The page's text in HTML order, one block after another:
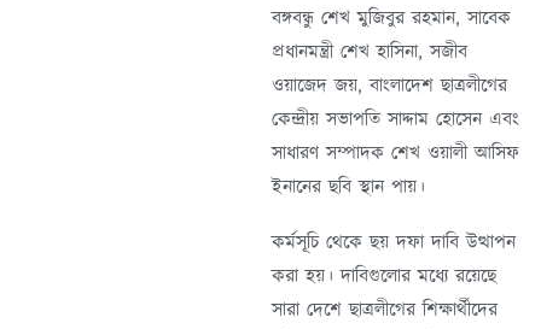
বঙ্গবন্ধু শেখ মুজিবুর রহমান, সাবেক
প্রধানমন্ত্রী শেখ হাসিনা, সজীব
ওয়াজেদ জয়, বাংলাদেশ ছাত্রলীগের
কেন্দ্রীয় সভাপতি সাদ্দাম হোসেন এবং
সাধারণ সম্পাদক শেখ ওয়ালী আসিফ
ইনানের ছবি স্থান পায়।
কর্মসূচি থেকে ছয় দফা দাবি উত্থাপন
করা হয়। দাবিগুলোর মধ্যে রয়েছে
সারা দেশে ছাত্রলীগের শিক্ষার্থীদের